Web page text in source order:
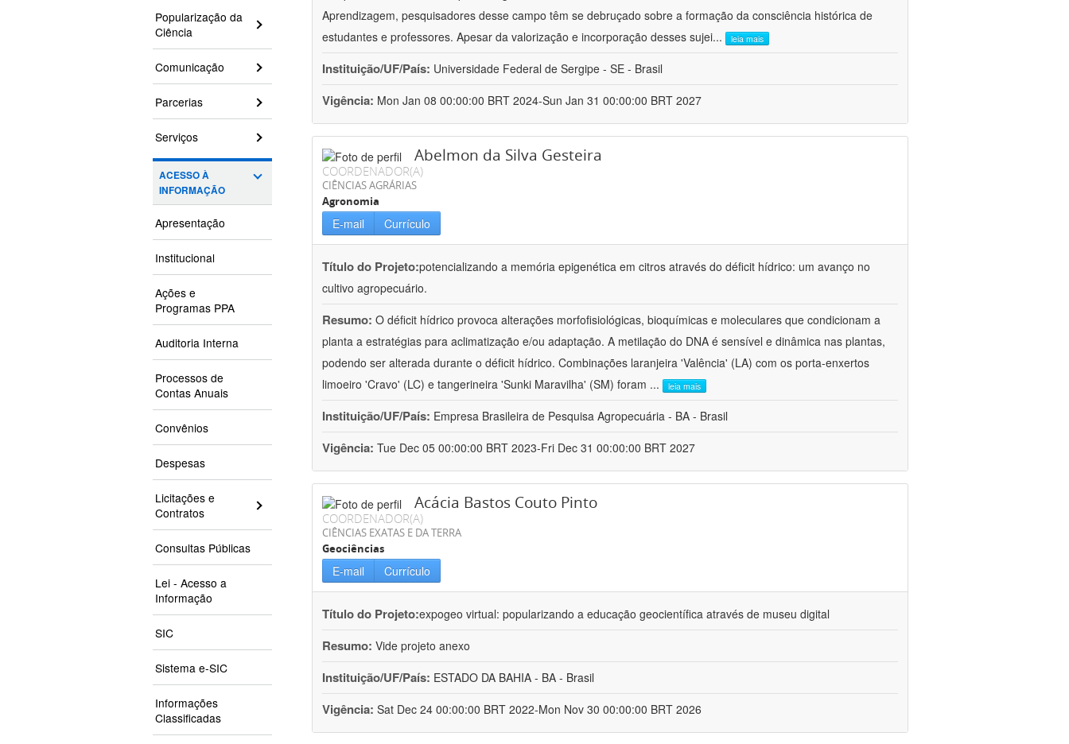
Popularização da
Ciência
Comunicação
Parcerias
Serviços
ACESSO À
INFORMAÇÃO
Apresentação
Institucional
Ações e
Programas PPA
Auditoria Interna
Processos de
Contas Anuais
Convênios
Despesas
Licitações e
Contratos
Consultas Públicas
Lei - Acesso a
Informação
SIC
Sistema e-SIC
Informações
Classificadas
Aprendizagem, pesquisadores desse campo têm se debruçado sobre a formação da consciência histórica de
estudantes e professores. Apesar da valorização e incorporação desses sujei... leia mais
Instituição/UF/País: Universidade Federal de Sergipe - SE - Brasil
Vigência: Mon Jan 08 00:00:00 BRT 2024-Sun Jan 31 00:00:00 BRT 2027
Abelmon da Silva Gesteira
COORDENADOR(A)
CIÊNCIAS AGRÁRIAS
Agronomia
E-mail Currículo
Título do Projeto:potencializando a memória epigenética em citros através do déficit hídrico: um avanço no
cultivo agropecuário.
Resumo: O déficit hídrico provoca alterações morfofisiológicas, bioquímicas e moleculares que condicionam a
planta a estratégias para aclimatização e/ou adaptação. A metilação do DNA é sensível e dinâmica nas plantas,
podendo ser alterada durante o déficit hídrico. Combinações laranjeira 'Valência' (LA) com os porta-enxertos
limoeiro 'Cravo' (LC) e tangerineira 'Sunki Maravilha' (SM) foram ... leia mais
Instituição/UF/País: Empresa Brasileira de Pesquisa Agropecuária - BA - Brasil
Vigência: Tue Dec 05 00:00:00 BRT 2023-Fri Dec 31 00:00:00 BRT 2027
Acácia Bastos Couto Pinto
COORDENADOR(A)
CIÊNCIAS EXATAS E DA TERRA
Geociências
E-mail Currículo
Título do Projeto:expogeo virtual: popularizando a educação geocientífica através de museu digital
Resumo: Vide projeto anexo
Instituição/UF/País: ESTADO DA BAHIA - BA - Brasil
Vigência: Sat Dec 24 00:00:00 BRT 2022-Mon Nov 30 00:00:00 BRT 2026